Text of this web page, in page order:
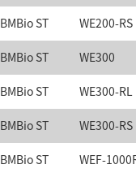
BMBio ST WE200-RS
BMBio ST WE300
BMBio ST WE300-RL
BMBio ST WE300-RS
BMBio ST WEF-